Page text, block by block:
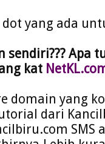
dot yang ada
sendiri??? Apa
kat
domain yang
dari
SMS